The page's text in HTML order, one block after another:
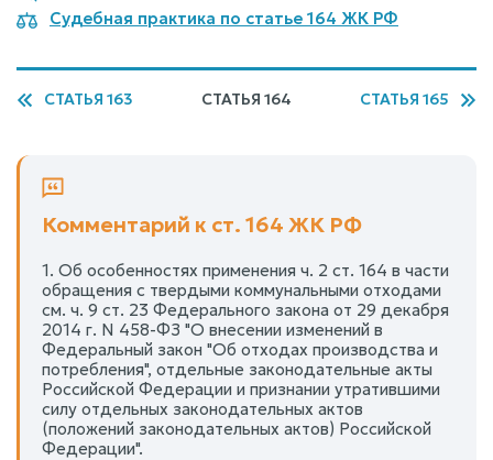
Судебная практика по статье 164 ЖК РФ
СТАТЬЯ 163 СТАТЬЯ 164 СТАТЬЯ 165
Комментарий к ст. 164 ЖК РФ
1. Об особенностях применения ч. 2 ст. 164 в части
обращения с твердыми коммунальными отходами
см. ч. 9 ст. 23 Федерального закона от 29 декабря
2014 г. N 458-ФЗ "О внесении изменений в
Федеральный закон "Об отходах производства и
потребления", отдельные законодательные акты
Российской Федерации и признании утратившими
силу отдельных законодательных актов
(положений законодательных актов) Российской
Федерации".